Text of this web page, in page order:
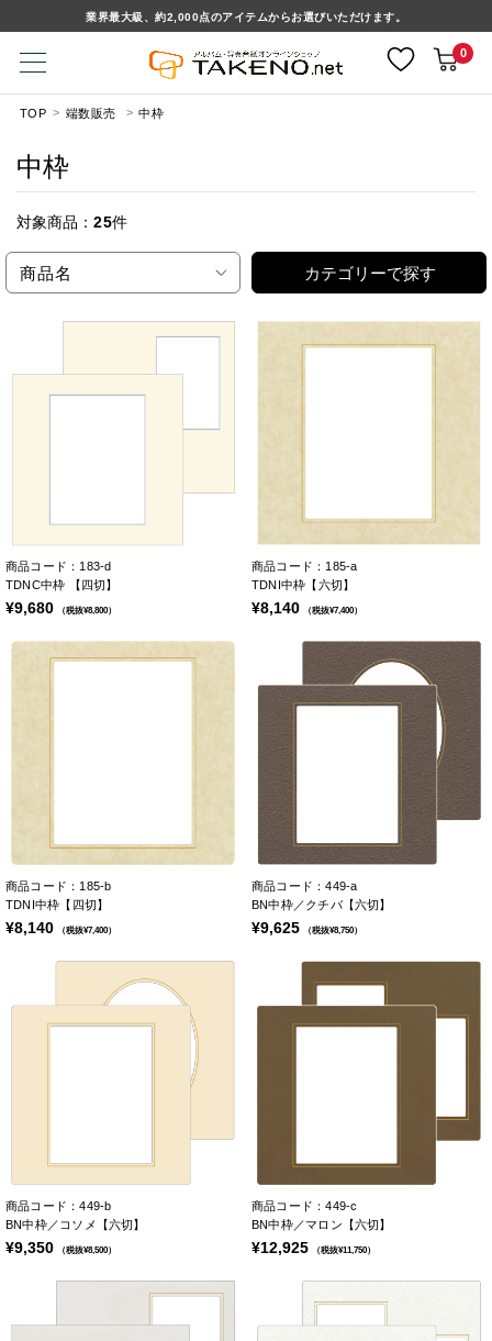
業界最大級、約2,000点のアイテムからお選びいただけます。
0
TOP 端数販売 中枠
中枠
対象商品： 25件
商品名 カテゴリーで探す
商品コード：183-d
TDNC中枠 【四切】
¥9,680 （税抜¥8,800）
商品コード：185-a
TDNI中枠【六切】
¥8,140 （税抜¥7,400）
商品コード：185-b
TDNI中枠【四切】
¥8,140 （税抜¥7,400）
商品コード：449-a
BN中枠／クチバ【六切】
¥9,625 （税抜¥8,750）
商品コード：449-b
BN中枠／コソメ【六切】
¥9,350 （税抜¥8,500）
商品コード：449-c
BN中枠／マロン【六切】
¥12,925 （税抜¥11,750）